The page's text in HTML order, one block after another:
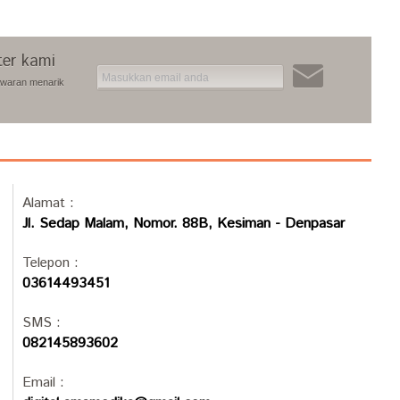
kami
menarik
Alamat :
Jl. Sedap Malam, Nomor. 88B, Kesiman - Denpasar
Telepon :
03614493451
SMS :
082145893602
Email :